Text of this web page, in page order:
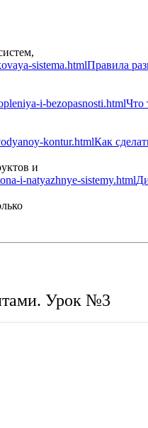
Правила
Что
Как
и
Урок №3